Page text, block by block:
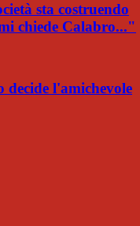
sta costruendo
chiede Calabro..."
decide l'amichevole